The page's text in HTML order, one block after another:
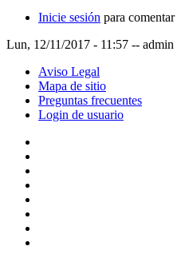
Inicie sesión para comentar
Lun, 12/11/2017 - 11:57 -- admin
Aviso Legal
Mapa de sitio
Preguntas frecuentes
Login de usuario